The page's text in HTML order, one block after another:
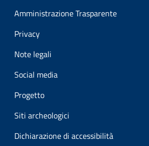
Amministrazione Trasparente
Privacy
Note legali
Social media
Progetto
Siti archeologici
Dichiarazione di accessibilità